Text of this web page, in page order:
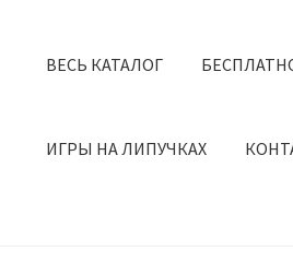
ВЕСЬ КАТАЛОГ
ИГРЫ НА ЛИПУЧКАХ